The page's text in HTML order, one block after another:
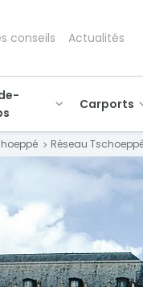
conseils Actualités
Carports
Réseau